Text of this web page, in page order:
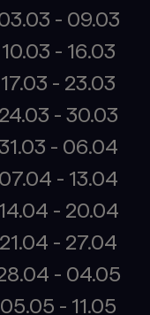
- 09.03
10.03 - 16.03
17.03 - 23.03
24.03 - 30.03
- 06.04
07.04 - 13.04
14.04 - 20.04
21.04 - 27.04
- 04.05
05.05 - 11.05